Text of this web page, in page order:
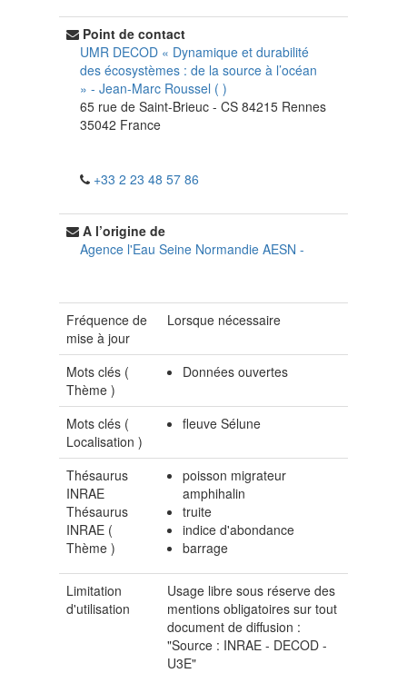
Point de contact
UMR DECOD « Dynamique et durabilité
des écosystèmes : de la source à l’océan
» - Jean-Marc Roussel ( )
65 rue de Saint-Brieuc - CS 84215 Rennes
35042 France
+33 2 23 48 57 86
A l’origine de
Agence l'Eau Seine Normandie AESN -
Fréquence de
mise à jour
Lorsque nécessaire
Mots clés (
Thème )
Données ouvertes
Mots clés (
Localisation )
fleuve Sélune
Thésaurus
INRAE
Thésaurus
INRAE (
Thème )
poisson migrateur
amphihalin
truite
indice d'abondance
barrage
Limitation
d'utilisation
Usage libre sous réserve des
mentions obligatoires sur tout
document de diffusion :
"Source : INRAE - DECOD -
U3E"